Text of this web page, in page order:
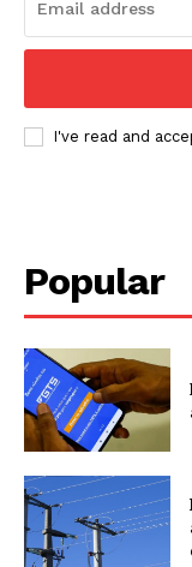
I've read and
Popular